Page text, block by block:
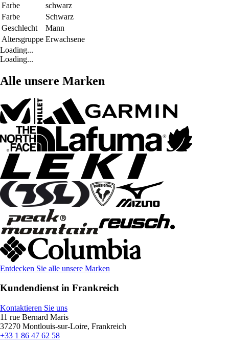
Farbe
schwarz
Farbe
Schwarz
Geschlecht
Mann
Altersgruppe Erwachsene
Loading...
Loading...
Alle unsere Marken
Entdecken Sie alle unsere Marken
Kundendienst in Frankreich
Kontaktieren Sie uns
11 rue Bernard Maris
37270 Montlouis-sur-Loire, Frankreich
+33 1 86 47 62 58